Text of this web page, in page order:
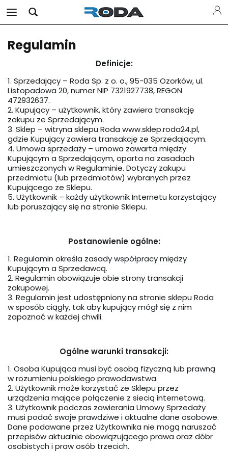
Regulamin
Definicje:
1. Sprzedający – Roda Sp. z o. o., 95-035 Ozorków, ul.
Listopadowa 20, numer NIP 7321927738, REGON
472932637.
2. Kupujący – użytkownik, który zawiera transakcję
zakupu ze Sprzedającym.
3. Sklep – witryna sklepu Roda www.sklep.roda24.pl,
gdzie Kupujący zawiera transakcję ze Sprzedającym.
4. Umowa sprzedaży – umowa zawarta między
Kupującym a Sprzedającym, oparta na zasadach
umieszczonych w Regulaminie. Dotyczy zakupu
przedmiotu (lub przedmiotów) wybranych przez
Kupującego ze Sklepu.
5. Użytkownik – każdy użytkownik Internetu korzystający
lub poruszający się na stronie Sklepu.
Postanowienie ogólne:
1. Regulamin określa zasady współpracy między
Kupującym a Sprzedawcą.
2. Regulamin obowiązuje obie strony transakcji
zakupowej.
3. Regulamin jest udostępniony na stronie sklepu Roda
w sposób ciągły, tak aby kupujący mógł się z nim
zapoznać w każdej chwili.
Ogólne warunki transakcji:
1. Osoba Kupująca musi być osobą fizyczną lub prawną
w rozumieniu polskiego prawodawstwa.
2. Użytkownik może korzystać ze Sklepu przez
urządzenia mające połączenie z siecią internetową.
3. Użytkownik podczas zawierania Umowy Sprzedaży
musi podać swoje prawdziwe i aktualne dane osobowe.
Dane podawane przez Użytkownika nie mogą naruszać
przepisów aktualnie obowiązującego prawa oraz dóbr
osobistych i praw osób trzecich.